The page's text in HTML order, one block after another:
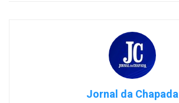
Jornal da Chapada